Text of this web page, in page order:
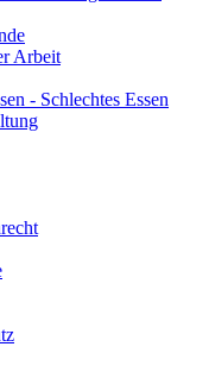
Arbeit
- Schlechtes Essen